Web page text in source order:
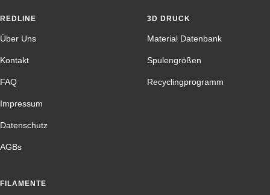
REDLINE
Über Uns
Kontakt
FAQ
Impressum
Datenschutz
AGBs
3D DRUCK
Material Datenbank
Spulengrößen
Recyclingprogramm
FILAMENTE